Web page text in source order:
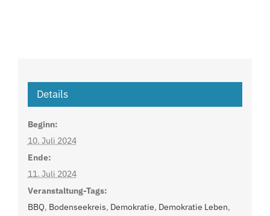
Details
Beginn:
10. Juli 2024
Ende:
11. Juli 2024
Veranstaltung-Tags:
BBQ, Bodenseekreis, Demokratie, Demokratie Leben,